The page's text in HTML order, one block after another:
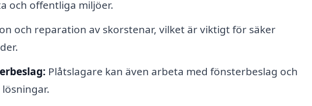
och offentliga miljöer.
och reparation av skorstenar, vilket är viktigt för säker
Plåtslagare kan även arbeta med fönsterbeslag och